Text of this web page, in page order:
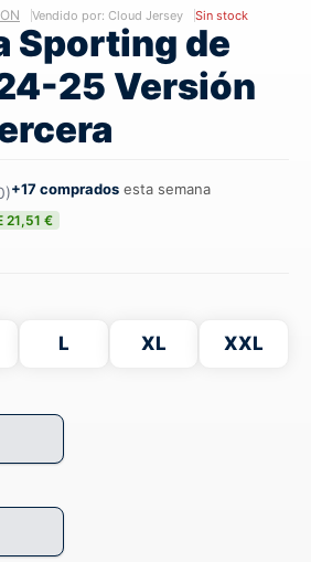
Vendido por: Cloud Jersey Sin stock
Sporting de
25 Versión
+17 comprados esta semana
21,51 €
L XL XXL